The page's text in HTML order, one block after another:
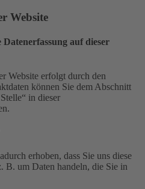
Website
auf dieser
Website erfolgt durch den
können Sie dem Abschnitt
in dieser
erhoben, dass Sie uns diese
B. um Daten handeln, die Sie in